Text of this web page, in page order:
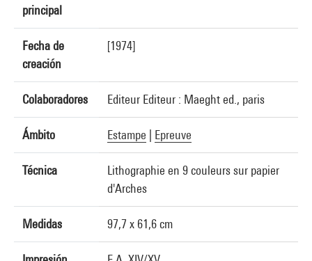
principal
Fecha de
creación
[1974]
Colaboradores Editeur Editeur : Maeght ed., paris
Ámbito Estampe Epreuve
Técnica
Lithographie en 9 couleurs sur papier
d'Arches
Medidas 97,7 x 61,6 cm